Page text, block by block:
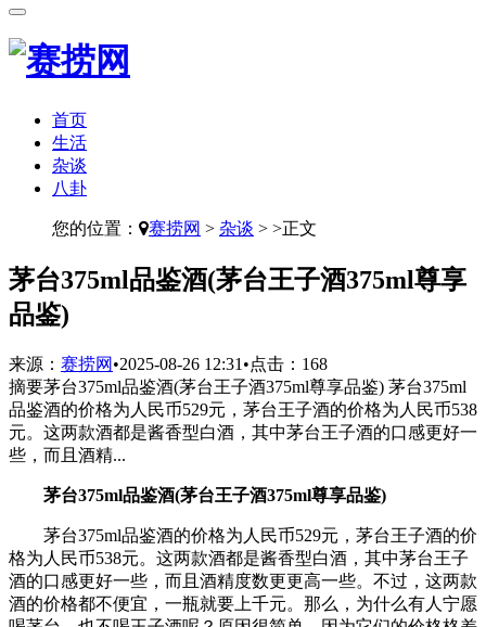
首页
生活
杂谈
八卦
您的位置： 赛捞网 > 杂谈 > >正文
​茅台375ml品鉴酒(茅台王子酒375ml尊享
品鉴)
来源： 赛捞网 •2025-08-26 12:31 •点击： 168
摘要茅台375ml品鉴酒(茅台王子酒375ml尊享品鉴) 茅台375ml
品鉴酒的价格为人民币529元，茅台王子酒的价格为人民币538
元。这两款酒都是酱香型白酒，其中茅台王子酒的口感更好一
些，而且酒精...
茅台375ml品鉴酒(茅台王子酒375ml尊享品鉴)
茅台375ml品鉴酒的价格为人民币529元，茅台王子酒的价
格为人民币538元。这两款酒都是酱香型白酒，其中茅台王子
酒的口感更好一些，而且酒精度数更更高一些。不过，这两款
酒的价格都不便宜，一瓶就要上千元。那么，为什么有人宁愿